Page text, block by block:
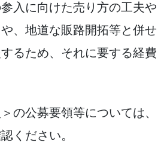
入に向けた売り方の工夫や
、地道な販路開拓等と併せ
るため、それに要する経費
の公募要領等については、
ください。